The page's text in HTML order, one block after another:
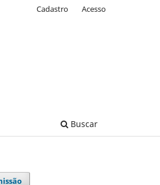
Buscar
Cadastro Acesso